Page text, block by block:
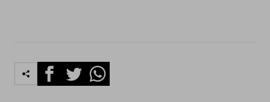
FacebookTwitterWhatsapp